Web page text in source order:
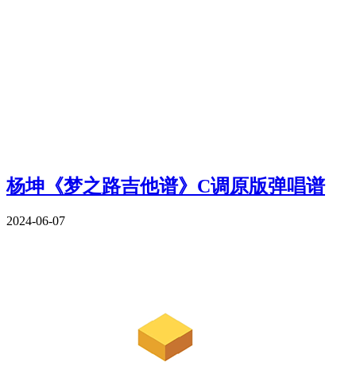
杨坤《梦之路吉他谱》C调原版弹唱谱
2024-06-07